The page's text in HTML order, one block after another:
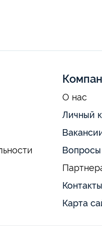
О нас
Личный
Контакты
Карта